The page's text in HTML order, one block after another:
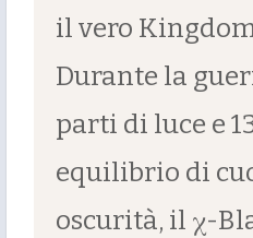
il vero
Durante la
parti di luce e
equilibrio di
oscurità, il χ-